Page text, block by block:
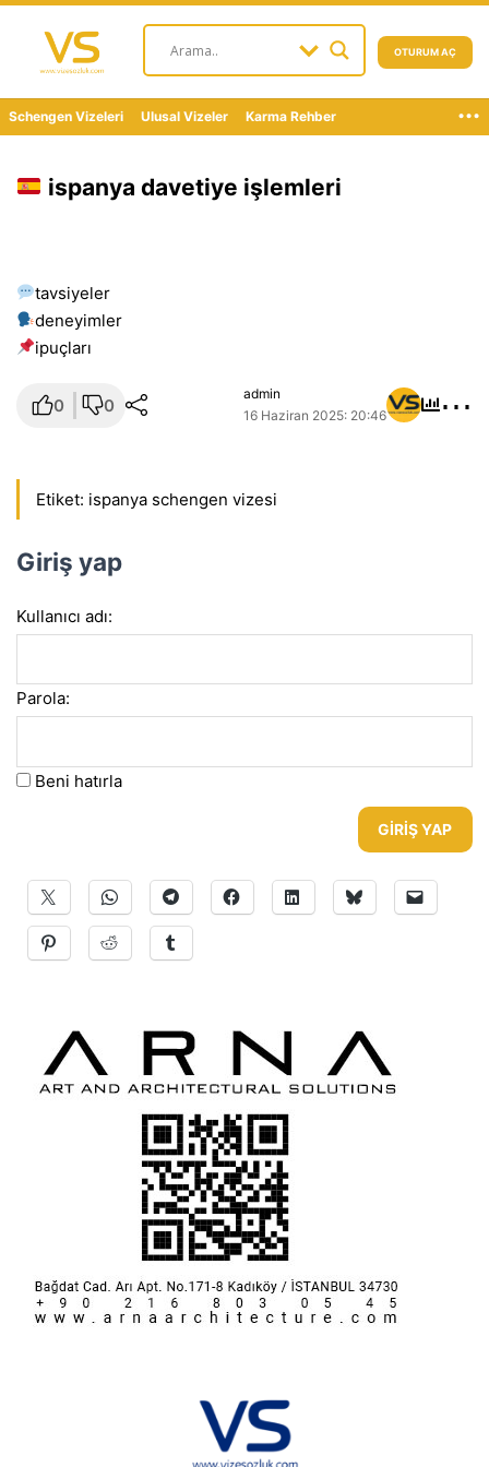
OTURUM AÇ
Schengen Vizeleri Ulusal Vizeler Karma Rehber ...
ispanya davetiye işlemleri
tavsiyeler
deneyimler
i̇puçları
0 0
admin
16 Haziran 2025: 20:46
⋯
Etiket: ispanya schengen vizesi
Giriş yap
Kullanıcı adı:
Parola:
Beni hatırla
GIRIŞ YAP